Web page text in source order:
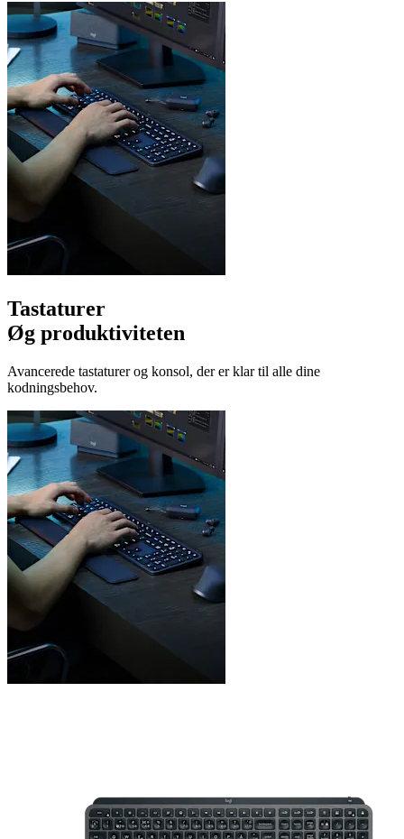
Tastaturer
Øg produktiviteten
Avancerede tastaturer og konsol, der er klar til alle dine
kodningsbehov.